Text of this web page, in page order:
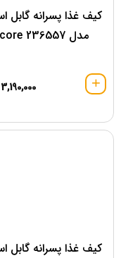
کیف غذا پسرانه گابل
مدل 236557 Score
3,190,000
کیف غذا پسرانه گابل